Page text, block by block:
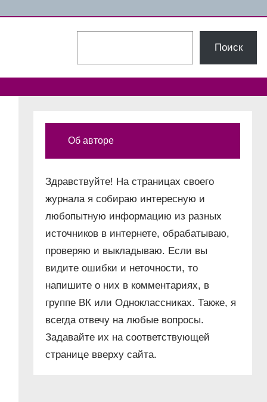
Поиск
Об авторе
Здравствуйте! На страницах своего
журнала я собираю интересную и
любопытную информацию из разных
источников в интернете, обрабатываю,
проверяю и выкладываю. Если вы
видите ошибки и неточности, то
напишите о них в комментариях, в
группе ВК или Одноклассниках. Также, я
всегда отвечу на любые вопросы.
Задавайте их на соответствующей
странице вверху сайта.